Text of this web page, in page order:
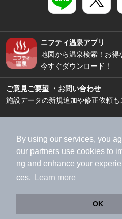
By using our services, you
our partners use cookies to
ng and enhance your
ces.
Learn more
OK
ニフティ温泉アプリ
地図から温泉検索！お得
今すぐダウンロード！
ご意見ご要望 ・お問い合わせ
施設データの新規追加や修正依頼も
加盟店募集（資料請求）
利用規約
ライフスタ
特定商取引法に基づく表
運営会社